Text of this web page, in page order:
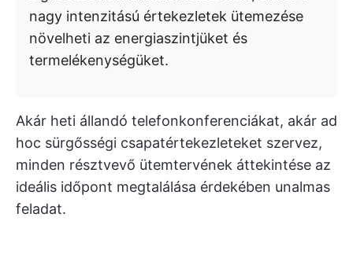
nagy intenzitású értekezletek ütemezése
növelheti az energiaszintjüket és
termelékenységüket.
Akár heti állandó telefonkonferenciákat, akár ad
hoc sürgősségi csapatértekezleteket szervez,
minden résztvevő ütemtervének áttekintése az
ideális időpont megtalálása érdekében unalmas
feladat.